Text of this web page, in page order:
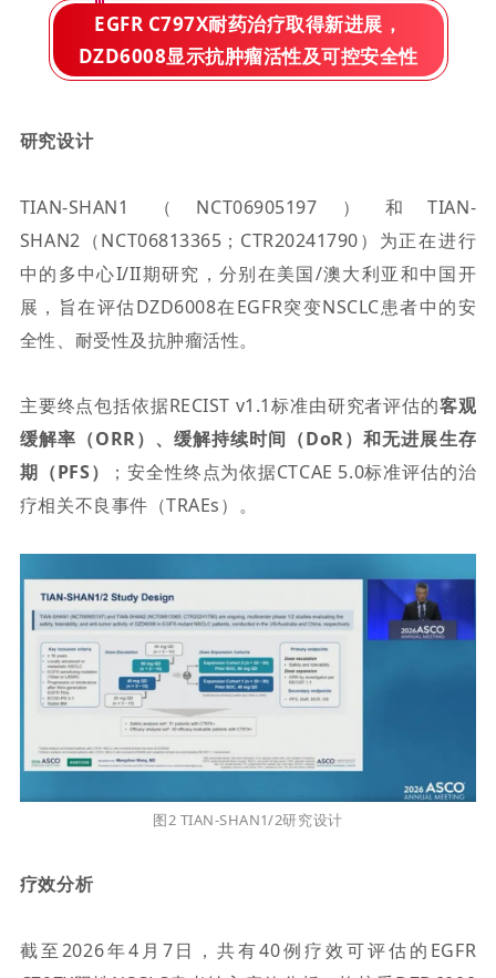
EGFR C797X耐药治疗取得新进展，
DZD6008显示抗肿瘤活性及可控安全性
研究设计
TIAN-SHAN1（NCT06905197）和TIAN-
SHAN2（NCT06813365；CTR20241790）为正在进行
中的多中心I/II期研究，分别在美国/澳大利亚和中国开
展，旨在评估DZD6008在EGFR突变NSCLC患者中的安
全性、耐受性及抗肿瘤活性。
主要终点包括依据RECIST v1.1标准由研究者评估的客观
缓解率（ORR）、缓解持续时间（DoR）和无进展生存
期（PFS）
；安全性终点为依据CTCAE 5.0标准评估的治
疗相关不良事件（TRAEs）。
图2 TIAN-SHAN1/2研究设计
疗效分析
截至2026年4 月 7日，共有40例疗效可评估的EGFR